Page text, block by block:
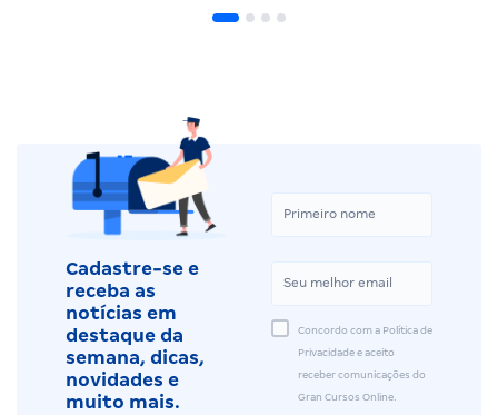
Cadastre-se e
receba as
notícias em
destaque da
semana, dicas,
novidades e
muito mais.
Concordo com a Política de
Privacidade e aceito
receber comunicações do
Gran Cursos Online.